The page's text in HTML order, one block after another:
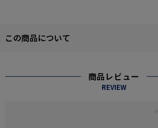
この商品について
商品レビュー
REVIEW